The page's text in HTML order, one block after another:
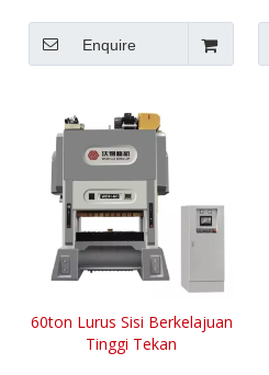
Enquire
60ton Lurus Sisi Berkelajuan
Tinggi Tekan